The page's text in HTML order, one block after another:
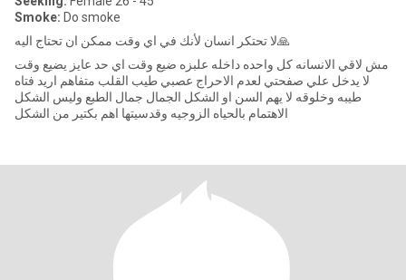
Smoke: Do smoke
لا تحتكر انسان لأنك في اي وقت ممكن ان تحتاج اليه🙏
مش لاقي الانسانه كل واحده داخله علبزه ضيع وقت اي حد عايز يضيع وقت
لا يدخل علي صفحتي لعدم الاحراج عصبي طيب القلب متفاهم اريد فتاه
طيبه وخلوقه لا يهم السن او الشكل الجمال جمال الطبع وليس الشكل
الاهتمام بالحياه الزوجيه وقدسيتها اهم بكتير من الشكل